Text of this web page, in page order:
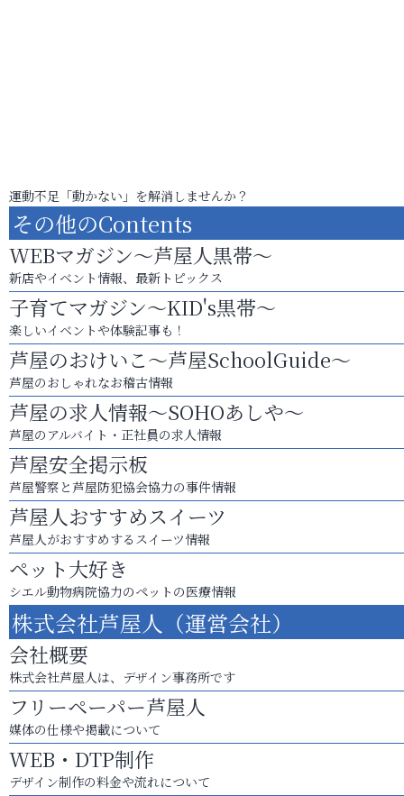
運動不足「動かない」を解消しませんか？
その他のContents
WEBマガジン～芦屋人黒帯～
新店やイベント情報、最新トピックス
子育てマガジン～KID's黒帯～
楽しいイベントや体験記事も！
芦屋のおけいこ～芦屋SchoolGuide～
芦屋のおしゃれなお稽古情報
芦屋の求人情報～SOHOあしや～
芦屋のアルバイト・正社員の求人情報
芦屋安全掲示板
芦屋警察と芦屋防犯協会協力の事件情報
芦屋人おすすめスイーツ
芦屋人がおすすめするスイーツ情報
ペット大好き
シエル動物病院協力のペットの医療情報
株式会社芦屋人（運営会社）
会社概要
株式会社芦屋人は、デザイン事務所です
フリーペーパー芦屋人
媒体の仕様や掲載について
WEB・DTP制作
デザイン制作の料金や流れについて